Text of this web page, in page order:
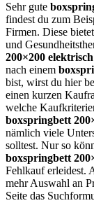
Sehr gute
findest du zum
Firmen. Diese
und
200×200
nach einem
bist, wirst du hier
einen kurzen
welche
boxspringbett
nämlich viele
solltest. Nur so
boxspringbett
Fehlkauf erleidest.
mehr Auswahl an
Seite das